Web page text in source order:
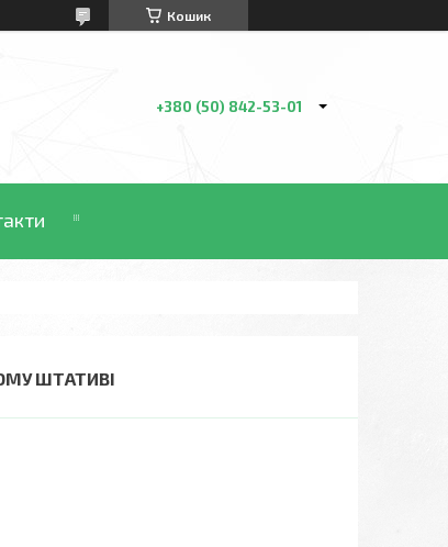
Кошик
+380 (50) 842-53-01
ШТАТИВІ